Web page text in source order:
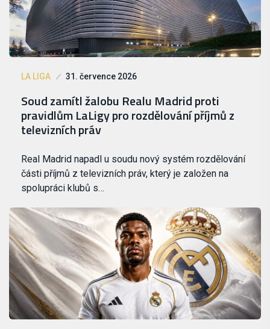
LA LIGA 31. července 2026
Soud zamítl žalobu Realu Madrid proti
pravidlům LaLigy pro rozdělování příjmů z
televizních práv
Real Madrid napadl u soudu nový systém rozdělování
části příjmů z televizních práv, který je založen na
spolupráci klubů s…